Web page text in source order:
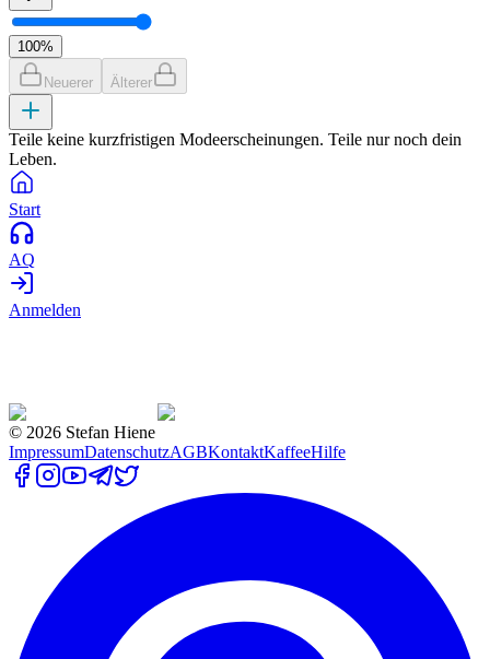
100%
Neuerer Älterer
Teile keine kurzfristigen Modeerscheinungen. Teile nur noch dein
Leben.
Start
AQ
Anmelden
© 2026 Stefan Hiene
ImpressumDatenschutzAGBKontaktKaffeeHilfe